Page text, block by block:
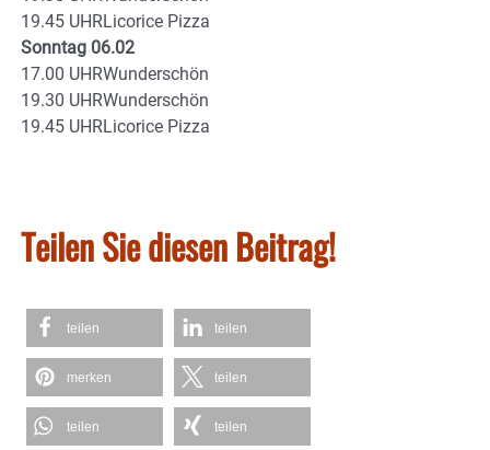
19.45 UHRLicorice Pizza
Sonntag 06.02
17.00 UHRWunderschön
19.30 UHRWunderschön
19.45 UHRLicorice Pizza
Teilen Sie diesen Beitrag!
teilen teilen
merken teilen
teilen teilen